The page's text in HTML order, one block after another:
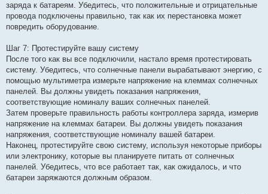
заряда к батареям. Убедитесь, что положительные и отрицательные
провода подключены правильно, так как их перестановка может
повредить оборудование.
Шаг 7: Протестируйте вашу систему
После того как вы все подключили, настало время протестировать
систему. Убедитесь, что солнечные панели вырабатывают энергию, с
помощью мультиметра измерьте напряжение на клеммах солнечных
панелей. Вы должны увидеть показания напряжения,
соответствующие номиналу ваших солнечных панелей.
Затем проверьте правильность работы контроллера заряда, измерив
напряжение на клеммах батареи. Вы должны увидеть показания
напряжения, соответствующие номиналу вашей батареи.
Наконец, протестируйте свою систему, используя некоторые приборы
или электронику, которые вы планируете питать от солнечных
панелей. Убедитесь, что все работает так, как ожидалось, и что
батареи заряжаются должным образом.